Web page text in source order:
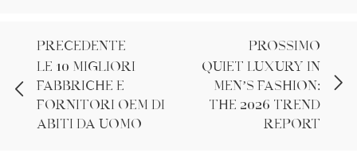
PRECEDENTE
Le 10 migliori
fabbriche e
fornitori OEM di
abiti da uomo
PROSSIMO
Quiet Luxury in
Men’s Fashion:
The 2026 Trend
Report